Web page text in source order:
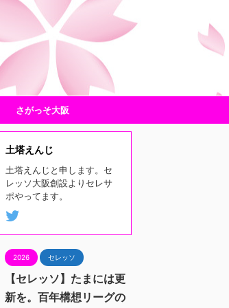
さがっそ大阪
土塔えんじ
土塔えんじと申します。セ
レッソ大阪創設よりセレサ
ポやってます。
2026 セレッソ
【セレッソ】たまには更
新を。百年構想リーグの